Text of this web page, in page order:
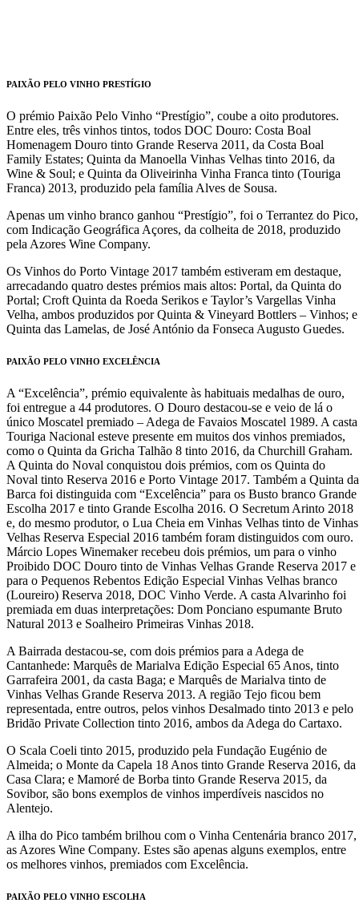
PAIXÃO PELO VINHO PRESTÍGIO
O prémio Paixão Pelo Vinho “Prestígio”, coube a oito produtores.
Entre eles, três vinhos tintos, todos DOC Douro: Costa Boal
Homenagem Douro tinto Grande Reserva 2011, da Costa Boal
Family Estates; Quinta da Manoella Vinhas Velhas tinto 2016, da
Wine & Soul; e Quinta da Oliveirinha Vinha Franca tinto (Touriga
Franca) 2013, produzido pela família Alves de Sousa.
Apenas um vinho branco ganhou “Prestígio”, foi o Terrantez do Pico,
com Indicação Geográfica Açores, da colheita de 2018, produzido
pela Azores Wine Company.
Os Vinhos do Porto Vintage 2017 também estiveram em destaque,
arrecadando quatro destes prémios mais altos: Portal, da Quinta do
Portal; Croft Quinta da Roeda Serikos e Taylor’s Vargellas Vinha
Velha, ambos produzidos por Quinta & Vineyard Bottlers – Vinhos; e
Quinta das Lamelas, de José António da Fonseca Augusto Guedes.
PAIXÃO PELO VINHO EXCELÊNCIA
A “Excelência”, prémio equivalente às habituais medalhas de ouro,
foi entregue a 44 produtores. O Douro destacou-se e veio de lá o
único Moscatel premiado – Adega de Favaios Moscatel 1989. A casta
Touriga Nacional esteve presente em muitos dos vinhos premiados,
como o Quinta da Gricha Talhão 8 tinto 2016, da Churchill Graham.
A Quinta do Noval conquistou dois prémios, com os Quinta do
Noval tinto Reserva 2016 e Porto Vintage 2017. Também a Quinta da
Barca foi distinguida com “Excelência” para os Busto branco Grande
Escolha 2017 e tinto Grande Escolha 2016. O Secretum Arinto 2018
e, do mesmo produtor, o Lua Cheia em Vinhas Velhas tinto de Vinhas
Velhas Reserva Especial 2016 também foram distinguidos com ouro.
Márcio Lopes Winemaker recebeu dois prémios, um para o vinho
Proibido DOC Douro tinto de Vinhas Velhas Grande Reserva 2017 e
para o Pequenos Rebentos Edição Especial Vinhas Velhas branco
(Loureiro) Reserva 2018, DOC Vinho Verde. A casta Alvarinho foi
premiada em duas interpretações: Dom Ponciano espumante Bruto
Natural 2013 e Soalheiro Primeiras Vinhas 2018.
A Bairrada destacou-se, com dois prémios para a Adega de
Cantanhede: Marquês de Marialva Edição Especial 65 Anos, tinto
Garrafeira 2001, da casta Baga; e Marquês de Marialva tinto de
Vinhas Velhas Grande Reserva 2013. A região Tejo ficou bem
representada, entre outros, pelos vinhos Desalmado tinto 2013 e pelo
Bridão Private Collection tinto 2016, ambos da Adega do Cartaxo.
O Scala Coeli tinto 2015, produzido pela Fundação Eugénio de
Almeida; o Monte da Capela 18 Anos tinto Grande Reserva 2016, da
Casa Clara; e Mamoré de Borba tinto Grande Reserva 2015, da
Sovibor, são bons exemplos de vinhos imperdíveis nascidos no
Alentejo.
A ilha do Pico também brilhou com o Vinha Centenária branco 2017,
as Azores Wine Company. Estes são apenas alguns exemplos, entre
os melhores vinhos, premiados com Excelência.
PAIXÃO PELO VINHO ESCOLHA